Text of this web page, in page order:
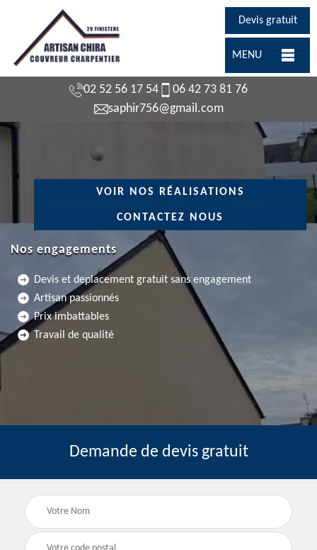
Devis gratuit
MENU
02 52 56 17 54
06 42 73 81 76
saphir756@gmail.com
VOIR NOS RÉALISATIONS
CONTACTEZ NOUS
Nos engagements
Devis et deplacement gratuit sans engagement
Artisan passionnés
Prix imbattables
Travail de qualité
Demande de devis gratuit